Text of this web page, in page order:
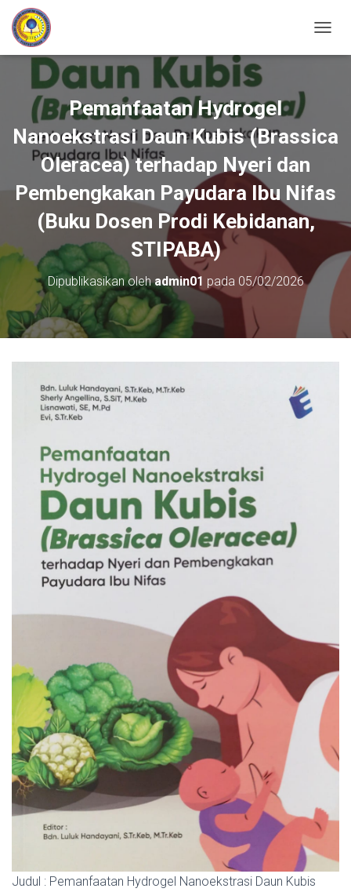
Pemanfaatan Hydrogel
Nanoekstrasi Daun Kubis (Brassica
Oleracea) terhadap Nyeri dan
Pembengkakan Payudara Ibu Nifas
(Buku Dosen Prodi Kebidanan,
STIPABA)
Dipublikasikan olehadmin01 pada 05/02/2026
Judul : Pemanfaatan Hydrogel Nanoekstrasi Daun Kubis